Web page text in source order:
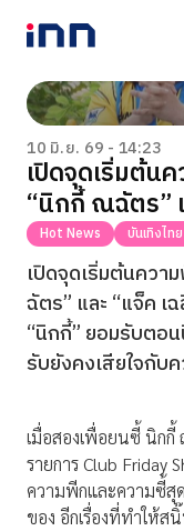
NEWS
ENTERTAINMENT
LIFESTYLE
HOROSCOPE
LOTTERY
VIDEO
ร่วมด้วยช่วยกัน
10 มิ.ย. 69 - 14:23
เปิดจุดเริ่มต้น
“นิกกี้ ณฉัตร”
Hot News บันเทิงไทย
เปิดจุดเริ่มต้นคว
ฉัตร” และ “แจ็ค เ
“นิกกี้” ยอมรับตอ
รับยังคงเสียใจกับ
เมื่อสองเพื่อยนซี้ นิกกี้
รายการ Club Friday
ความพีกและความซี้สุ
ของ อีกเรื่องที่ทำให้ส